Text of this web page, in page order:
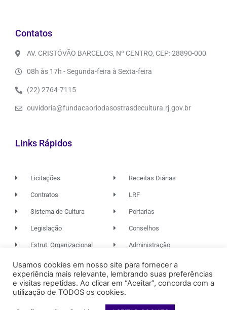
Contatos
AV. CRISTÓVÃO BARCELOS, Nº CENTRO, CEP: 28890-000
08h às 17h - Segunda-feira à Sexta-feira
(22) 2764-7115
ouvidoria@fundacaoriodasostrasdecultura.rj.gov.br
Links Rápidos
Licitações
Contratos
Sistema de Cultura
Legislação
Estrut. Organizacional
Receitas Diárias
LRF
Portarias
Conselhos
Administração
© 2026. TODOS OS DIREITOS RESERVADOS.
Usamos cookies em nosso site para fornecer a
experiência mais relevante, lembrando suas preferências
e visitas repetidas. Ao clicar em “Aceitar”, concorda com a
utilização de TODOS os cookies.